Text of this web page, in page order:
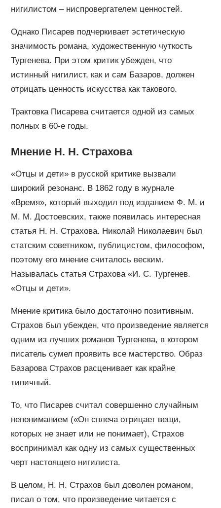
нигилистом – ниспровергателем ценностей.
Однако Писарев подчеркивает эстетическую
значимость романа, художественную чуткость
Тургенева. При этом критик убежден, что
истинный нигилист, как и сам Базаров, должен
отрицать ценность искусства как такового.
Трактовка Писарева считается одной из самых
полных в 60-е годы.
Мнение Н. Н. Страхова
«Отцы и дети» в русской критике вызвали
широкий резонанс. В 1862 году в журнале
«Время», который выходил под изданием Ф. М. и
М. М. Достоевских, также появилась интересная
статья Н. Н. Страхова. Николай Николаевич был
статским советником, публицистом, философом,
поэтому его мнение считалось веским.
Называлась статья Страхова «И. С. Тургенев.
«Отцы и дети».
Мнение критика было достаточно позитивным.
Страхов был убежден, что произведение является
одним из лучших романов Тургенева, в котором
писатель сумел проявить все мастерство. Образ
Базарова Страхов расценивает как крайне
типичный.
То, что Писарев считал совершенно случайным
непониманием («Он сплеча отрицает вещи,
которых не знает или не понимает), Страхов
воспринимал как одну из самых существенных
черт настоящего нигилиста.
В целом, Н. Н. Страхов был доволен романом,
писал о том, что произведение читается с